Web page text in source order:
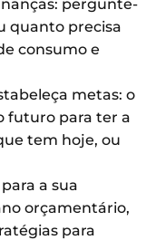
pergunte-
quanto precisa
consumo e
metas: o
futuro para ter a
tem hoje, ou
a sua
orçamentário,
para